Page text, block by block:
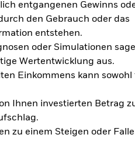
entgangenen Gewinns
den Gebrauch oder das
entstehen.
oder Simulationen
Wertentwicklung aus.
Einkommens kann sowohl
Ihnen investierten Betrag
zu einem Steigen oder